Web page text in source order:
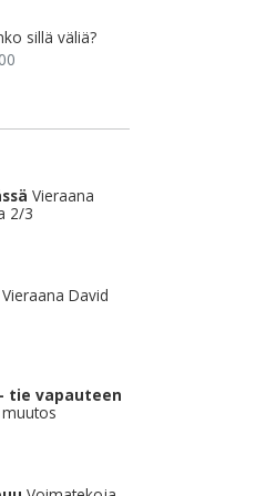
sillä väliä?
Vieraana
2/3
Vieraana David
tie vapauteen